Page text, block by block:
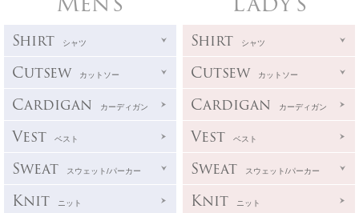
Shirt シャツ
Cutsew カットソー
Cardigan カーディガン
Vest ベスト
Sweat スウェット/パーカー
Knit ニット
Shirt シャツ
Cutsew カットソー
Cardigan カーディガン
Vest ベスト
Sweat スウェット/パーカー
Knit ニット